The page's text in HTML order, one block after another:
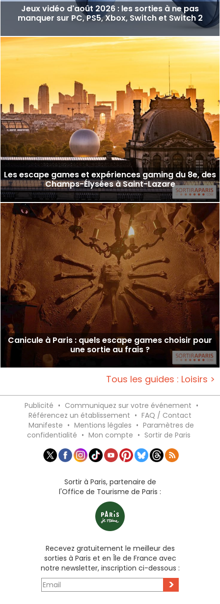
Jeux vidéo d'août 2026 : les sorties à ne pas
manquer sur PC, PS5, Xbox, Switch et Switch 2
Les escape games et expériences gaming du 8e, des
Champs-Élysées à Saint-Lazare
Canicule à Paris : quels escape games choisir pour
une sortie au frais ?
Tous les guides : Loisirs >
Publicité • Communiquez sur votre événement •
Référencez un établissement • FAQ / Contact
Manifeste • Mentions légales • Paramètres de
confidentialité • Mon compte • Sortir de Paris
Sortir à Paris, partenaire de
l'Office de Tourisme de Paris :
Recevez gratuitement le meilleur des
sorties à Paris et en Île de France avec
notre newsletter, inscription ci-dessous :
>